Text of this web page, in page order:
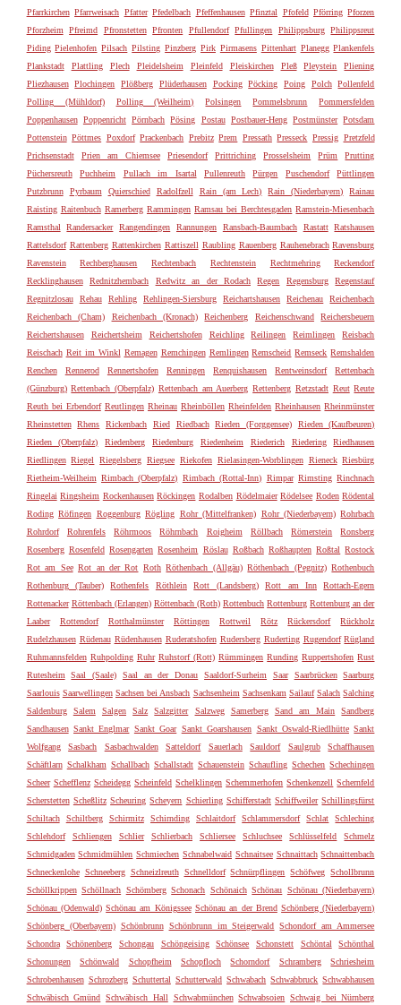
Pfarrkirchen Pfarrweisach Pfatter Pfedelbach Pfeffenhausen Pfinztal Pfofeld Pförring Pforzen
Pforzheim
Pfreimd Pfronstetten Pfronten Pfullendorf Pfullingen Philippsburg Philippsreut
Piding Pielenhofen Pilsach Pilsting Pinzberg Pirk Pirmasens Pittenhart Planegg Plankenfels
Plankstadt
Plattling Plech Pleidelsheim Pleinfeld Pleiskirchen Pleß Pleystein
Pliening
Pliezhausen
Plochingen Plößberg Plüderhausen Pocking Pöcking Poing Polch
Pollenfeld
Polling (Mühldorf)
Polling (Weilheim) Polsingen Pommelsbrunn
Pommersfelden
Poppenhausen Poppenricht Pörnbach Pösing Postau Postbauer-Heng Postmünster Potsdam
Pottenstein Pöttmes Poxdorf Prackenbach Prebitz Prem Pressath Presseck Pressig Pretzfeld
Prichsenstadt
Prien am Chiemsee Priesendorf Prittriching Prosselsheim Prüm
Prutting
Püchersreuth
Puchheim Pullach im Isartal Pullenreuth Pürgen Puschendorf
Püttlingen
Putzbrunn
Pyrbaum Quierschied Radolfzell Rain (am Lech) Rain (Niederbayern)
Rainau
Raisting Raitenbuch Ramerberg Rammingen Ramsau bei Berchtesgaden Ramstein-Miesenbach
Ramsthal
Randersacker Rangendingen Rannungen Ransbach-Baumbach Rastatt
Ratshausen
Rattelsdorf Rattenberg Rattenkirchen Rattiszell Raubling Rauenberg Rauhenebrach Ravensburg
Ravenstein
Rechberghausen Rechtenbach Rechtenstein Rechtmehring
Reckendorf
Recklinghausen
Rednitzhembach Redwitz an der Rodach Regen Regensburg
Regenstauf
Regnitzlosau
Rehau Rehling Rehlingen-Siersburg Reichartshausen Reichenau
Reichenbach
Reichenbach (Cham)
Reichenbach (Kronach) Reichenberg Reichenschwand
Reichersbeuern
Reichertshausen
Reichertsheim Reichertshofen Reichling Reilingen Reimlingen
Reisbach
Reischach Reit im Winkl Remagen Remchingen Remlingen Remscheid Remseck Remshalden
Renchen
Rennerod Rennertshofen Renningen Renquishausen Rentweinsdorf
Rettenbach
(Günzburg) Rettenbach (Oberpfalz) Rettenbach am Auerberg Rettenberg Retzstadt Reut Reute
Reuth bei Erbendorf Reutlingen Rheinau Rheinböllen Rheinfelden Rheinhausen Rheinmünster
Rheinstetten
Rhens Rickenbach Ried Riedbach Rieden (Forggensee)
Rieden (Kaufbeuren)
Rieden (Oberpfalz)
Riedenberg Riedenburg Riedenheim Riederich Riedering
Riedhausen
Riedlingen Riegel Riegelsberg Riegsee Riekofen Rielasingen-Worblingen Rieneck Riesbürg
Rietheim-Weilheim Rimbach (Oberpfalz) Rimbach (Rottal-Inn) Rimpar Rimsting Rinchnach
Ringelai Ringsheim Rockenhausen Röckingen Rodalben Rödelmaier Rödelsee Roden Rödental
Roding Röfingen Roggenburg Rögling Rohr (Mittelfranken) Rohr (Niederbayern) Rohrbach
Rohrdorf
Rohrenfels Röhrmoos Röhrnbach Roigheim Röllbach Römerstein
Ronsberg
Rosenberg Rosenfeld Rosengarten Rosenheim Röslau Roßbach Roßhaupten Roßtal Rostock
Rot am See Rot an der Rot Roth Röthenbach (Allgäu) Röthenbach (Pegnitz) Rothenbuch
Rothenburg (Tauber)
Rothenfels Röthlein Rott (Landsberg) Rott am Inn
Rottach-Egern
Rottenacker Röttenbach (Erlangen) Röttenbach (Roth) Rottenbuch Rottenburg Rottenburg an der
Laaber
Rottendorf Rotthalmünster Röttingen Rottweil Rötz Rückersdorf
Rückholz
Rudelzhausen Rüdenau Rüdenhausen Ruderatshofen Rudersberg Ruderting Rugendorf Rügland
Ruhmannsfelden Ruhpolding Ruhr Ruhstorf (Rott) Rümmingen Runding Ruppertshofen Rust
Rutesheim
Saal (Saale) Saal an der Donau Saaldorf-Surheim Saar Saarbrücken
Saarburg
Saarlouis Saarwellingen Sachsen bei Ansbach Sachsenheim Sachsenkam Sailauf Salach Salching
Saldenburg
Salem Salgen Salz Salzgitter Salzweg Samerberg Sand am Main
Sandberg
Sandhausen Sankt Englmar Sankt Goar Sankt Goarshausen Sankt Oswald-Riedlhütte Sankt
Wolfgang
Sasbach Sasbachwalden Satteldorf Sauerlach Sauldorf Saulgrub
Schaffhausen
Schäftlarn Schalkham Schallbach Schallstadt Schauenstein Schaufling Schechen Schechingen
Scheer Schefflenz Scheidegg Scheinfeld Schelklingen Schemmerhofen Schenkenzell Schernfeld
Scherstetten Scheßlitz Scheuring Scheyern Schierling Schifferstadt Schiffweiler Schillingsfürst
Schiltach
Schiltberg Schirmitz Schirnding Schlaitdorf Schlammersdorf Schlat
Schleching
Schlehdorf
Schliengen Schlier Schlierbach Schliersee Schluchsee Schlüsselfeld
Schmelz
Schmidgaden Schmidmühlen Schmiechen Schnabelwaid Schnaitsee Schnaittach Schnaittenbach
Schneckenlohe Schneeberg Schneizlreuth Schnelldorf Schnürpflingen Schöfweg Schollbrunn
Schöllkrippen Schöllnach Schömberg Schonach Schönaich Schönau Schönau (Niederbayern)
Schönau (Odenwald) Schönau am Königssee Schönau an der Brend Schönberg (Niederbayern)
Schönberg (Oberbayern) Schönbrunn Schönbrunn im Steigerwald Schondorf am Ammersee
Schondra
Schönenberg Schongau Schöngeising Schönsee Schonstett Schöntal
Schönthal
Schonungen
Schönwald Schopfheim Schopfloch Schorndorf Schramberg
Schriesheim
Schrobenhausen Schrozberg Schuttertal Schutterwald Schwabach Schwabbruck Schwabhausen
Schwäbisch Gmünd Schwäbisch Hall Schwabmünchen Schwabsoien Schwaig bei Nürnberg